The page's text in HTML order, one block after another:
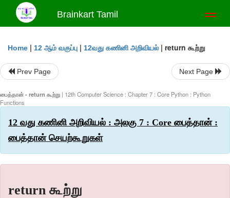
Brainkart Tamil
Home | 12 ஆம் வகுப்பு | 12வது கணினி அறிவியல் | return கூற்று
Prev Page Next Page
பைத்தான் - return கூற்று | 12th Computer Science : Chapter 7 : Core Python : Python
Functions
12 வது கணினி அறிவியல் : அலகு 7 : Core பைத்தான் :
பைத்தான் செயற்கூறுகள்
return கூற்று